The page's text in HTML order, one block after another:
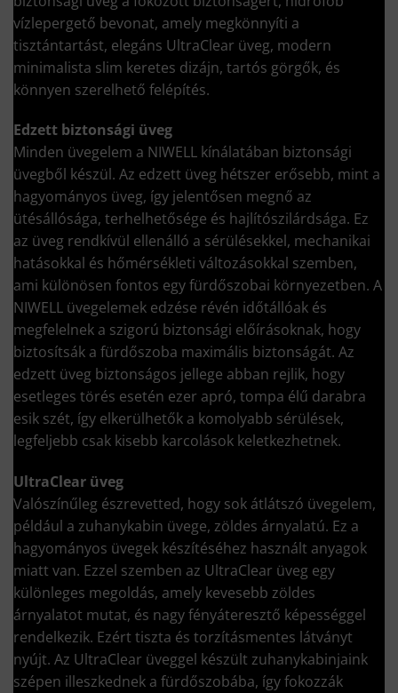
vízlepergető bevonat, amely megkönnyíti a
tisztántartást, elegáns UltraClear üveg, modern
minimalista slim keretes dizájn, tartós görgők, és
könnyen szerelhető felépítés.
Edzett biztonsági üveg
Minden üvegelem a NIWELL kínálatában biztonsági
üvegből készül. Az edzett üveg hétszer erősebb, mint a
hagyományos üveg, így jelentősen megnő az
ütésállósága, terhelhetősége és hajlítószilárdsága. Ez
az üveg rendkívül ellenálló a sérülésekkel, mechanikai
hatásokkal és hőmérsékleti változásokkal szemben,
ami különösen fontos egy fürdőszobai környezetben. A
NIWELL üvegelemek edzése révén időtállóak és
megfelelnek a szigorú biztonsági előírásoknak, hogy
biztosítsák a fürdőszoba maximális biztonságát. Az
edzett üveg biztonságos jellege abban rejlik, hogy
esetleges törés esetén ezer apró, tompa élű darabra
esik szét, így elkerülhetők a komolyabb sérülések,
legfeljebb csak kisebb karcolások keletkezhetnek.
UltraClear üveg
Valószínűleg észrevetted, hogy sok átlátszó üvegelem,
például a zuhanykabin üvege, zöldes árnyalatú. Ez a
hagyományos üvegek készítéséhez használt anyagok
miatt van. Ezzel szemben az UltraClear üveg egy
különleges megoldás, amely kevesebb zöldes
árnyalatot mutat, és nagy fényáteresztő képességgel
rendelkezik. Ezért tiszta és torzításmentes látványt
nyújt. Az UltraClear üveggel készült zuhanykabinjaink
szépen illeszkednek a fürdőszobába, így fokozzák